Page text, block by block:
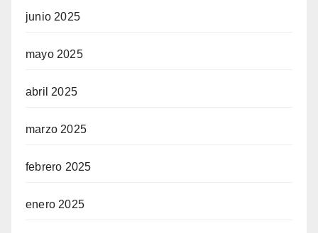
junio 2025
mayo 2025
abril 2025
marzo 2025
febrero 2025
enero 2025